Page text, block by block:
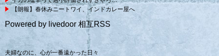
【朗報】春休みニートワイ、インドカレー屋へ
Powered by livedoor 相互RSS
夫婦なのに、心が一番遠かった日々